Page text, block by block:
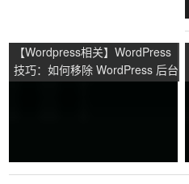
【Wordpress相关】WordPress
技巧：如何移除 WordPress 后台